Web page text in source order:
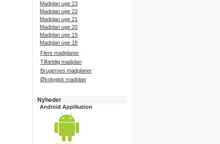
Madplan uge 23
Madplan uge 22
Madplan uge 21
Madplan uge 20
Madplan uge 19
Madplan uge 18
Flere madplaner
Tilfældig madplan
Brugernes madplaner
Økologisk madplan
Nyheder
Android Applikation